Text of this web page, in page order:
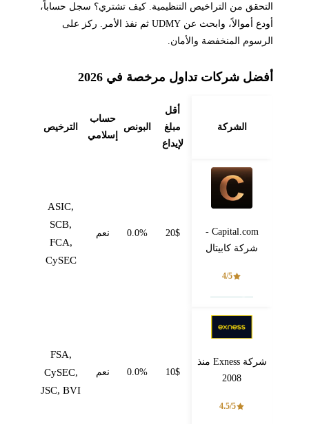
التحقق من التراخيص التنظيمية. كيف تشتري؟ سجل حساباً،
أودع أموالاً، وابحث عن UDMY ثم نفذ الأمر. ركز على
الرسوم المنخفضة والأمان.
أفضل شركات تداول مرخصة في 2026
الشركة
أقل
مبلغ
لإيداع
البونص
حساب
إسلامي
الترخيص
Capital.com -
شركة كابيتال
4/5
20$
0.0% نعم
ASIC,
SCB,
FCA,
CySEC
شركة Exness منذ
2008
4.5/5
10$
0.0% نعم
FSA,
CySEC,
JSC, BVI